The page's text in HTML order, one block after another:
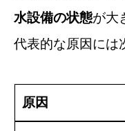
水設備の状態が大
代表的な原因には
原因